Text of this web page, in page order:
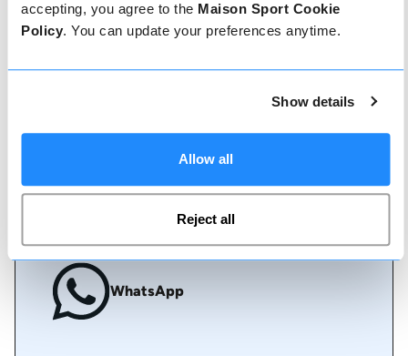
accepting, you agree to the Maison Sport Cookie
Policy. You can update your preferences anytime.
Show details
Allow all
Reject all
Réserver en ligne
WhatsApp